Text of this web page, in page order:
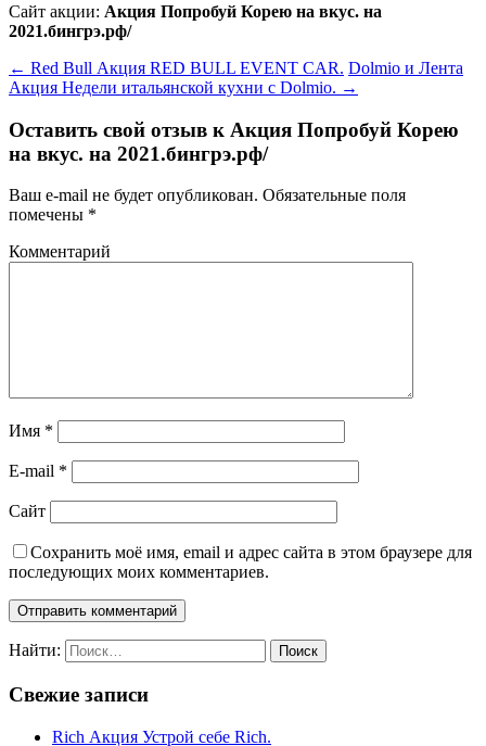
Сайт акции: Акция Попробуй Корею на вкус. на
2021.бингрэ.рф/
← Red Bull Акция RED BULL EVENT CAR. Dolmio и Лента
Акция Недели итальянской кухни с Dolmio. →
Оставить свой отзыв к Акция Попробуй Корею
на вкус. на 2021.бингрэ.рф/
Ваш e-mail не будет опубликован. Обязательные поля
помечены *
Комментарий
Имя *
E-mail *
Сайт
Сохранить моё имя, email и адрес сайта в этом браузере для
последующих моих комментариев.
Найти:
Свежие записи
Rich Акция Устрой себе Rich.